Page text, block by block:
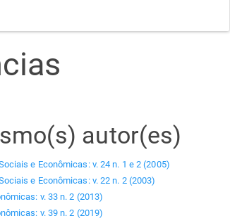
autor(es)
e Econômicas: v. 24 n. 1 e 2 (2005)
e Econômicas: v. 22 n. 2 (2003)
v. 33 n. 2 (2013)
v. 39 n. 2 (2019)